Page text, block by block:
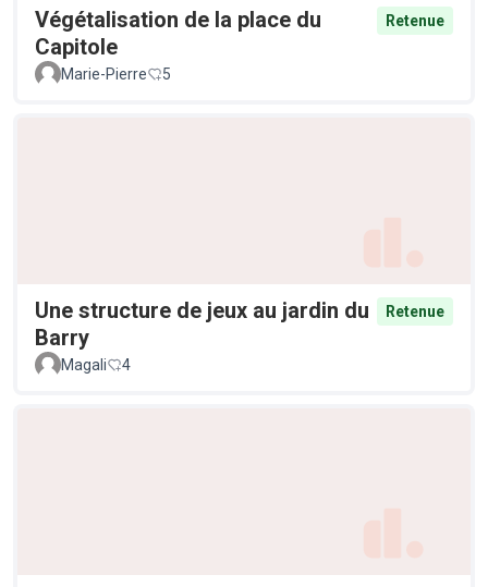
Végétalisation de la place du
Capitole
Retenue
Marie-Pierre 5
Une structure de jeux au jardin du
Barry
Retenue
Magali 4